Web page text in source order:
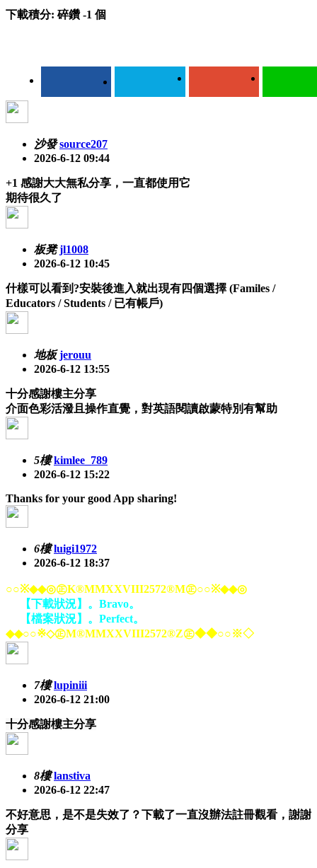
下載積分: 碎鑽 -1 個
沙發 source207
2026-6-12 09:44
+1 感謝大大無私分享，一直都使用它
期待很久了
板凳 jl1008
2026-6-12 10:45
什樣可以看到?安裝後進入就出現有四個選擇 (Familes /
Educators / Students / 已有帳戶)
地板 jerouu
2026-6-12 13:55
十分感謝樓主分享
介面色彩活潑且操作直覺，對英語閱讀啟蒙特別有幫助
5樓 kimlee_789
2026-6-12 15:22
Thanks for your good App sharing!
6樓 luigi1972
2026-6-12 18:37
○○※◆◆◎㊣K®MMXXVIII2572®M㊣○○※◆◆◎
【下載狀況】。Bravo。
【檔案狀況】。Perfect。
◆◆○○※◇㊣M®MMXXVIII2572®Z㊣◆◆○○※◇
7樓 lupiniii
2026-6-12 21:00
十分感謝樓主分享
8樓 lanstiva
2026-6-12 22:47
不好意思，是不是失效了？下載了一直沒辦法註冊觀看，謝謝
分享